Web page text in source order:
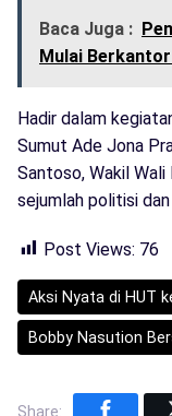
Baca Juga :
Mulai
Hadir dalam
Sumut Ade Jona
Santoso, Wakil
sejumlah politisi
Post Views: 76
Aksi Nyata di HUT
Bobby Nasution
Share: